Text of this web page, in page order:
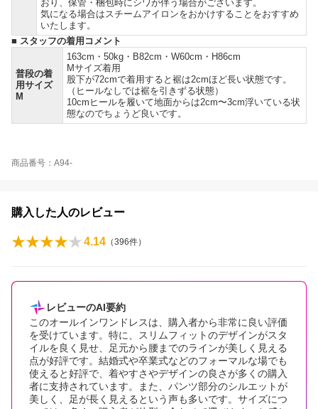
おり、保管・梱包時にシワが伴う場合がございます。
気になる場合はスチームアイロンをおかけすることをおすすめ
いたします。
■ スタッフの着用コメント
普段の着
用サイズ
M
163cm・50kg・B82cm・W60cm・H86cm
Mサイズ着用
股下が72cmで着用すると裾は2cmほど長い状態です。
（ヒールなしでは裾を引きずる状態）
10cmヒールを履いて地面からは2cm〜3cm浮いている状
態なのでちょうど良いです。
商品番号：A94-
購入した人のレビュー
4.14 （396件）
レビューのAI要約
このオールインワンドレスは、購入者から非常に良い評価
を受けています。特に、スリムフィットのデザインがスタ
イルを良く見せ、足元から腰までのラインが美しく見える
点が好評です。結婚式や卒業式などのフォーマルな場でも
使えると好評で、着やすさやデザインの良さが多くの購入
者に支持されています。また、パンツ部分のシルエットが
美しく、足が長く見えるという声も多いです。サイズにつ